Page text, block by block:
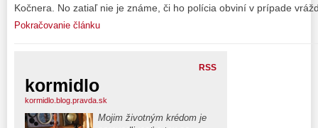
Kočnera. No zatiaľ nie je známe, či ho polícia obviní v prípade
Pokračovanie článku
RSS
kormidlo
kormidlo.blog.pravda.sk
Mojim životným krédom je